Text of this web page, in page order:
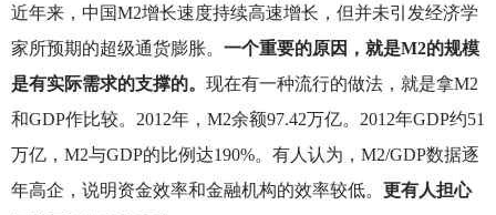
近年来，中国M2增长速度持续高速增长，但并未引发经济学
家所预期的超级通货膨胀。 一个重要的原因，就是M2的规模
是有实际需求的支撑的。 现在有一种流行的做法，就是拿M2
和GDP作比较。2012年，M2余额97.42万亿。2012年GDP约51
万亿，M2与GDP的比例达190%。有人认为，M2/GDP数据逐
年高企，说明资金效率和金融机构的效率较低。 更有人担心